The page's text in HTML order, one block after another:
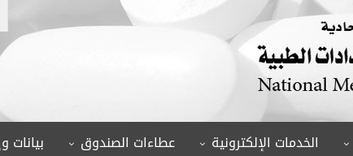
الخدمات الإلكترونية عطاءات الصندوق بيانات